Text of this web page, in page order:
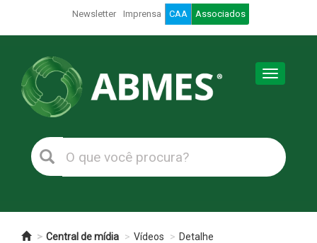
Newsletter Imprensa CAA Associados
Toggle
Central de mídia Vídeos Detalhe